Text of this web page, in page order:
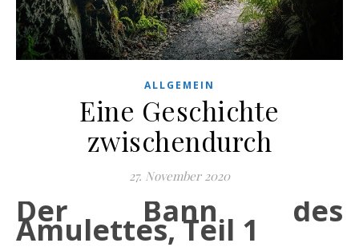
ALLGEMEIN
Eine Geschichte
zwischendurch
27. November 2020
Der Bann des
Amulettes, Teil 1